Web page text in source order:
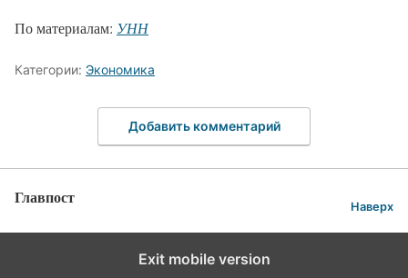
По материалам: УНН
Категории: Экономика
Добавить комментарий
Главпост Наверх
Exit mobile version